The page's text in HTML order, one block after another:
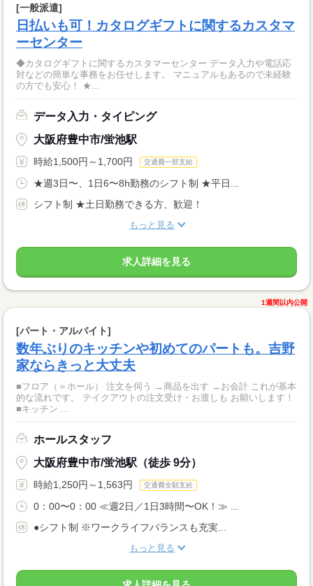
[一般派遣]
日払いも可！カタログギフトに関するカスタマ
ーセンター
◆カタログギフトに関するカスタマーセンター データ入力や電話応
対などの簡単な事務をお任せします。 マニュアルもあるので未経験
の方でも安心！ ★...
データ入力・タイピング
大阪府豊中市/蛍池駅
時給1,500円～1,700円 交通費一部支給
★週3日〜、1日6〜8h勤務のシフト制 ★平日...
シフト制 ★土日勤務できる方、歓迎！
もっと見る
求人詳細を見る
1週間以内公開
[パート・アルバイト]
数年ぶりのキッチンや初めてのパートも。吉野
家ならきっと大丈夫
■フロア（＝ホール） 注文を伺う →商品を出す →お会計 これが基本
的な流れです。 テイクアウトの注文受け・お渡しも お願いします！
■キッチン ...
ホールスタッフ
大阪府豊中市/蛍池駅（徒歩 9分）
時給1,250円～1,563円 交通費全額支給
0：00〜0：00 ≪週2日／1日3時間〜OK！≫ ...
●シフト制 ※ワークライフバランスも充実...
もっと見る